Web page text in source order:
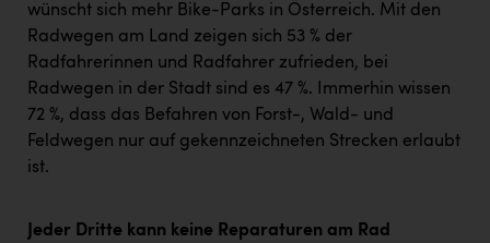
wünscht sich mehr Bike-Parks in Österreich. Mit den
Radwegen am Land zeigen sich 53 % der
Radfahrerinnen und Radfahrer zufrieden, bei
Radwegen in der Stadt sind es 47 %. Immerhin wissen
72 %, dass das Befahren von Forst-, Wald- und
Feldwegen nur auf gekennzeichneten Strecken erlaubt
ist.
Jeder Dritte kann keine Reparaturen am Rad